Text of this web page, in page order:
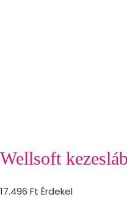
Wellsoft
17.496 Ft Érdekel